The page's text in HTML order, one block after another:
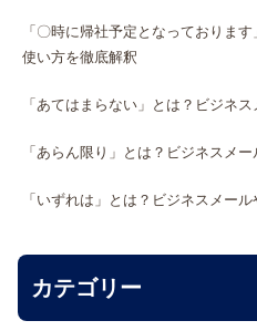
「〇時に帰社予定となっておりま
使い方を徹底解釈
「あてはまらない」とは？ビジネ
「あらん限り」とは？ビジネスメ
「いずれは」とは？ビジネスメー
カテゴリー